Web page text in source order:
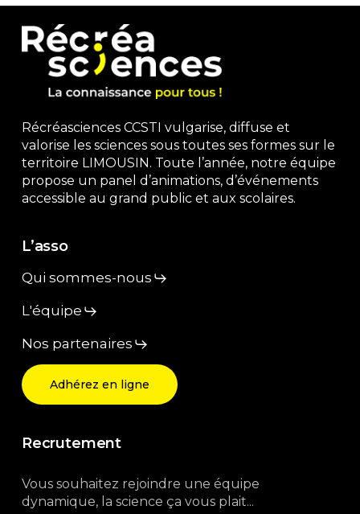
Récréasciences CCSTI vulgarise, diffuse et
valorise les sciences sous toutes ses formes sur le
territoire LIMOUSIN. Toute l’année, notre équipe
propose un panel d’animations, d’événements
accessible au grand public et aux scolaires.
L’asso
Qui sommes-nous
L'équipe
Nos partenaires
Adhérez en ligne
Recrutement
Vous souhaitez rejoindre une équipe
dynamique, la science ça vous plait...